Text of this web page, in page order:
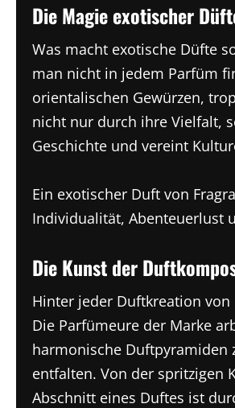
Die Magie exotischer
Was macht exotische Düfte
man nicht in jedem Parfüm
orientalischen Gewürzen,
nicht nur durch ihre Vielfalt,
Geschichte und vereint
Ein exotischer Duft von
Individualität, Abenteuerlust
Die Kunst der
Hinter jeder Duftkreation
Die Parfümeure der Marke
harmonische Duftpyramiden
entfalten. Von der spritzigen
Abschnitt eines Duftes ist